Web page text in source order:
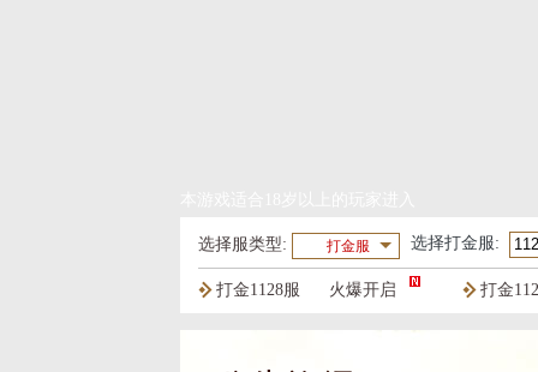
选择服类型: 打金服 选择打金服:
火爆开启
打金1128服 打金